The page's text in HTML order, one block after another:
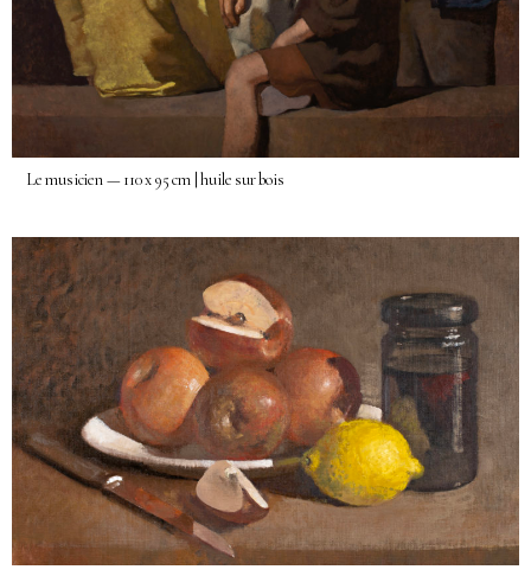
Le musicien — 110 x 95 cm | huile sur bois